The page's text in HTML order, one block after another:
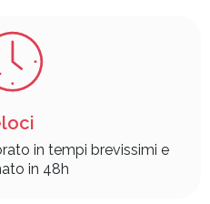
in tempi brevissimi e
in 48h